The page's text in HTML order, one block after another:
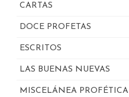
CARTAS
DOCE PROFETAS
ESCRITOS
LAS BUENAS NUEVAS
MISCELÁNEA PROFÉTICA